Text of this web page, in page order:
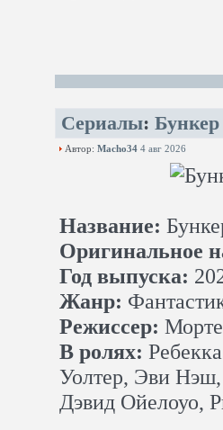
Сериалы: Бункер
Автор: Macho34 4 авг 2026
Название:
Оригинальное
Год выпуска:
Жанр:
Режиссер:
В ролях:
Уолтер, Эви
Дэвид Ойелоуо,